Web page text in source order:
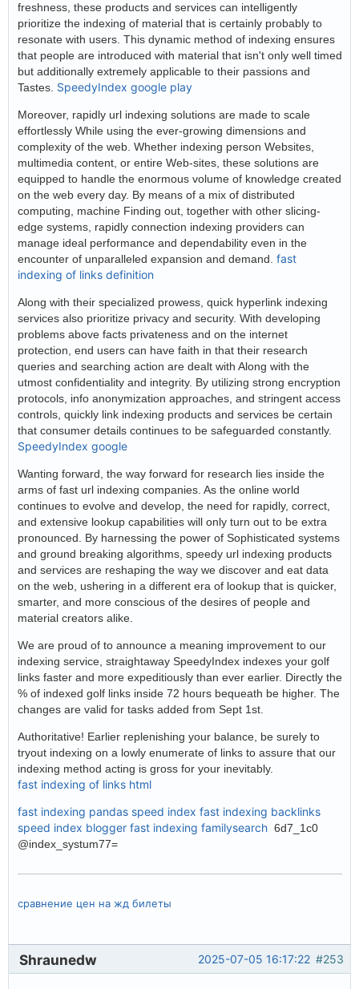
freshness, these products and services can intelligently
prioritize the indexing of material that is certainly probably to
resonate with users. This dynamic method of indexing ensures
that people are introduced with material that isn't only well timed
but additionally extremely applicable to their passions and
Tastes. SpeedyIndex google play
Moreover, rapidly url indexing solutions are made to scale
effortlessly While using the ever-growing dimensions and
complexity of the web. Whether indexing person Websites,
multimedia content, or entire Web-sites, these solutions are
equipped to handle the enormous volume of knowledge created
on the web every day. By means of a mix of distributed
computing, machine Finding out, together with other slicing-
edge systems, rapidly connection indexing providers can
manage ideal performance and dependability even in the
encounter of unparalleled expansion and demand. fast
indexing of links definition
Along with their specialized prowess, quick hyperlink indexing
services also prioritize privacy and security. With developing
problems above facts privateness and on the internet
protection, end users can have faith in that their research
queries and searching action are dealt with Along with the
utmost confidentiality and integrity. By utilizing strong encryption
protocols, info anonymization approaches, and stringent access
controls, quickly link indexing products and services be certain
that consumer details continues to be safeguarded constantly.
SpeedyIndex google
Wanting forward, the way forward for research lies inside the
arms of fast url indexing companies. As the online world
continues to evolve and develop, the need for rapidly, correct,
and extensive lookup capabilities will only turn out to be extra
pronounced. By harnessing the power of Sophisticated systems
and ground breaking algorithms, speedy url indexing products
and services are reshaping the way we discover and eat data
on the web, ushering in a different era of lookup that is quicker,
smarter, and more conscious of the desires of people and
material creators alike.
We are proud of to announce a meaning improvement to our
indexing service, straightaway SpeedyIndex indexes your golf
links faster and more expeditiously than ever earlier. Directly the
% of indexed golf links inside 72 hours bequeath be higher. The
changes are valid for tasks added from Sept 1st.
Authoritative! Earlier replenishing your balance, be surely to
tryout indexing on a lowly enumerate of links to assure that our
indexing method acting is gross for your inevitably.
fast indexing of links html
fast indexing pandas speed index fast indexing backlinks
speed index blogger fast indexing familysearch 6d7_1c0
@index_systum77=
сравнение цен на жд билеты
#253
2025-07-05 16:17:22
Shraunedw